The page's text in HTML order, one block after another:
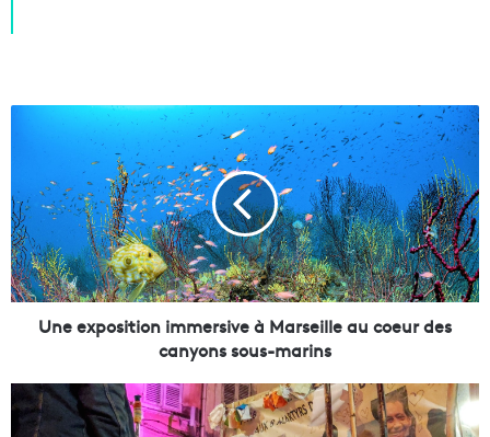
e
x
p
o
s
i
n
i
Une exposition immersive à Marseille au coeur des
canyons sous-marins
R
u